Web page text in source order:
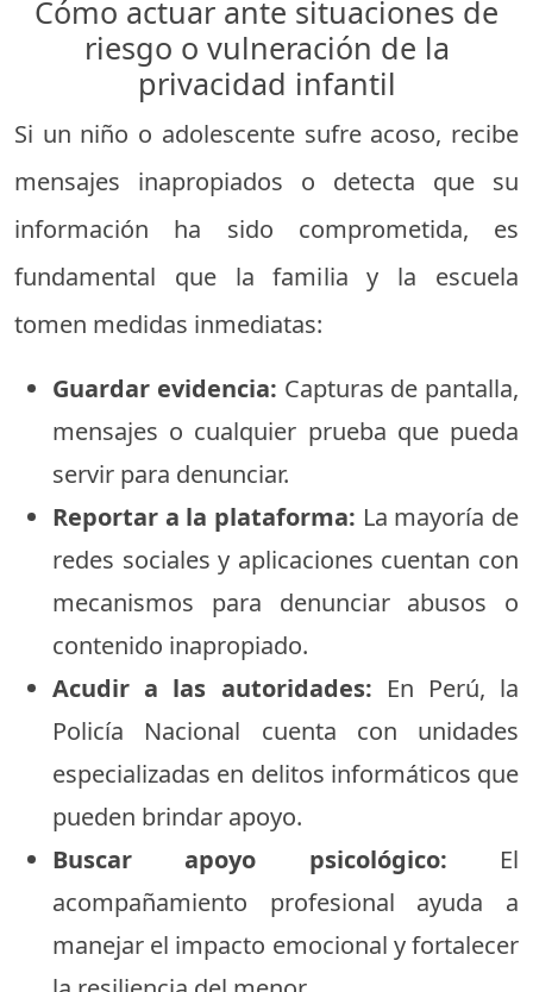
Cómo actuar ante situaciones de
riesgo o vulneración de la
privacidad infantil
Si un niño o adolescente sufre acoso, recibe
mensajes inapropiados o detecta que su
información ha sido comprometida, es
fundamental que la familia y la escuela
tomen medidas inmediatas:
Guardar evidencia: Capturas de pantalla,
mensajes o cualquier prueba que pueda
servir para denunciar.
Reportar a la plataforma: La mayoría de
redes sociales y aplicaciones cuentan con
mecanismos para denunciar abusos o
contenido inapropiado.
Acudir a las autoridades: En Perú, la
Policía Nacional cuenta con unidades
especializadas en delitos informáticos que
pueden brindar apoyo.
Buscar apoyo psicológico: El
acompañamiento profesional ayuda a
manejar el impacto emocional y fortalecer